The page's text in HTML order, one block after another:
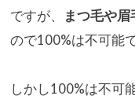
ですが、
まつ毛や眉
ので100%は不可能
しかし100%は不可